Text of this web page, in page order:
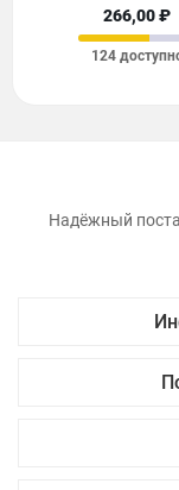
266,00 ₽
124
Надёжный